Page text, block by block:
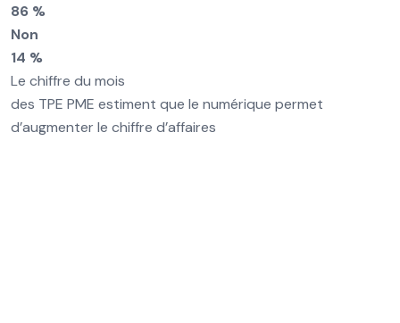
86 %
Non
14 %
Le chiffre du mois
des TPE PME estiment que le numérique permet
d’augmenter le chiffre d’affaires